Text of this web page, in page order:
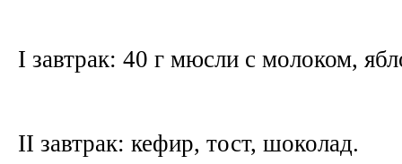
I завтрак: 40 г мюсли с молоком,
II завтрак: кефир, тост, шоколад.